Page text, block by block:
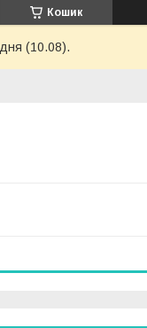
Кошик
(10.08).